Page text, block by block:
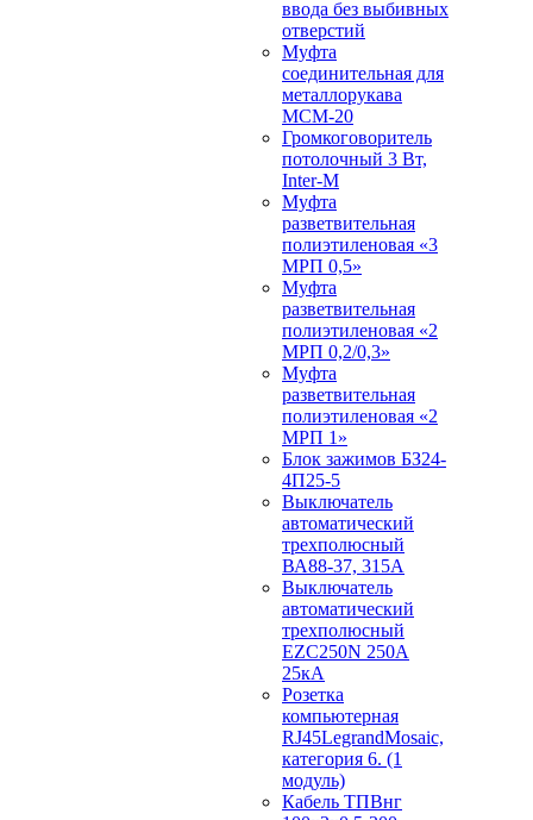
ввода без выбивных
отверстий
Муфта
соединительная для
металлорукава
МСМ-20
Громкоговоритель
потолочный 3 Вт,
Inter-M
Муфта
разветвительная
полиэтиленовая «3
МРП 0,5»
Муфта
разветвительная
полиэтиленовая «2
МРП 0,2/0,3»
Муфта
разветвительная
полиэтиленовая «2
МРП 1»
Блок зажимов БЗ24-
4П25-5
Выключатель
автоматический
трехполюсный
ВА88-37, 315А
Выключатель
автоматический
трехполюсный
EZC250N 250А
25кА
Розетка
компьютерная
RJ45LegrandMosaic,
категория 6. (1
модуль)
Кабель ТПВнг